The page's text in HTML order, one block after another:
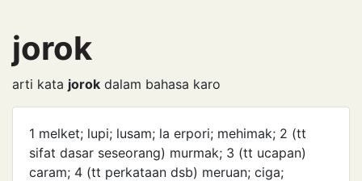
jorok
arti kata jorok dalam bahasa karo
1 melket; lupi; lusam; la erpori; mehimak; 2 (tt
sifat dasar seseorang) murmak; 3 (tt ucapan)
caram; 4 (tt perkataan dsb) meruan; ciga;